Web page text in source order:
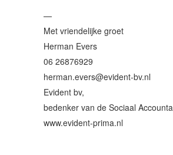
—
Met vriendelijke groet
Herman Evers
06 26876929
herman.evers@evident-bv.nl
Evident bv,
bedenker van de Sociaal
www.evident-prima.nl